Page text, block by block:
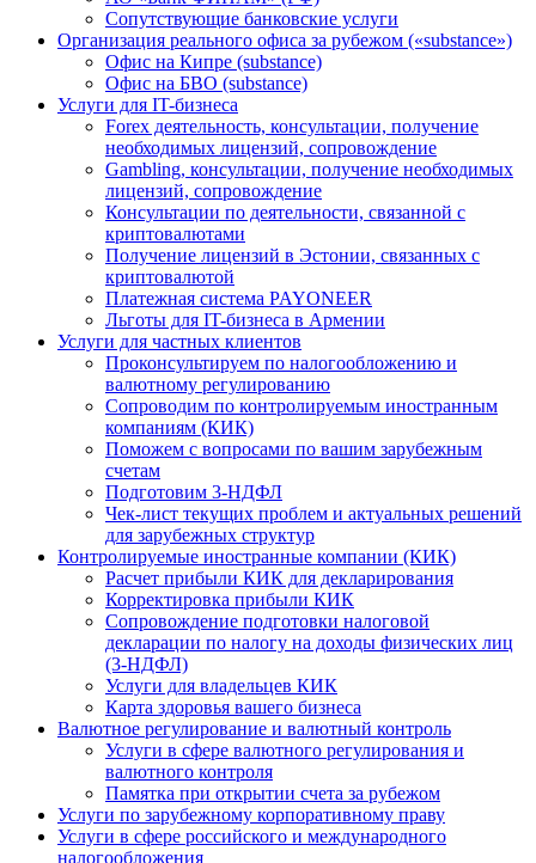
Сопутствующие банковские услуги
Организация реального офиса за рубежом («substance»)
Офис на Кипре (substance)
Офис на БВО (substance)
Услуги для IT-бизнеса
Forex деятельность, консультации, получение
необходимых лицензий, сопровождение
Gambling, консультации, получение необходимых
лицензий, сопровождение
Консультации по деятельности, связанной с
криптовалютами
Получение лицензий в Эстонии, связанных с
криптовалютой
Платежная система PAYONEER
Льготы для IT-бизнеса в Армении
Услуги для частных клиентов
Проконсультируем по налогообложению и
валютному регулированию
Сопроводим по контролируемым иностранным
компаниям (КИК)
Поможем с вопросами по вашим зарубежным
счетам
Подготовим 3-НДФЛ
Чек-лист текущих проблем и актуальных решений
для зарубежных структур
Контролируемые иностранные компании (КИК)
Расчет прибыли КИК для декларирования
Корректировка прибыли КИК
Сопровождение подготовки налоговой
декларации по налогу на доходы физических лиц
(3-НДФЛ)
Услуги для владельцев КИК
Карта здоровья вашего бизнеса
Валютное регулирование и валютный контроль
Услуги в сфере валютного регулирования и
валютного контроля
Памятка при открытии счета за рубежом
Услуги по зарубежному корпоративному праву
Услуги в сфере российского и международного
налогообложения